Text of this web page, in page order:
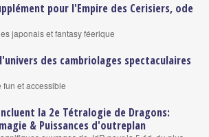
pour l'Empire des Cerisiers, ode
japonais et fantasy féerique
des cambriolages spectaculaires
fun et accessible
la 2e Tétralogie de Dragons:
& Puissances d'outreplan